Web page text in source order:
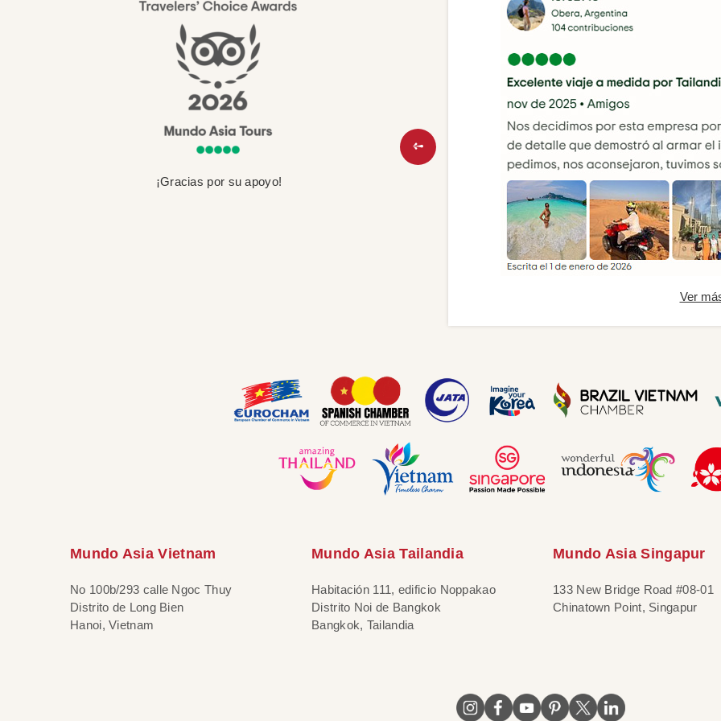
¡Gracias por su apoyo!
Ver
Mundo Asia Vietnam
No 100b/293 calle Ngoc Thuy
Distrito de Long Bien
Hanoi, Vietnam
Mundo Asia Tailandia
Habitación 111, edificio Noppakao
Distrito Noi de Bangkok
Bangkok, Tailandia
Mundo Asia Singapur
133 New Bridge Road #08-01
Chinatown Point, Singapur